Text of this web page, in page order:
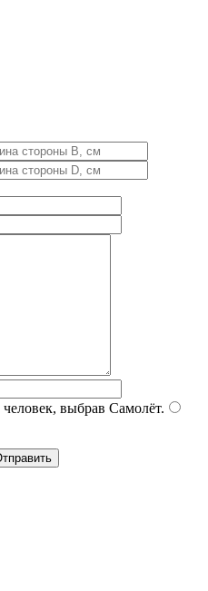
выбрав Самолёт.